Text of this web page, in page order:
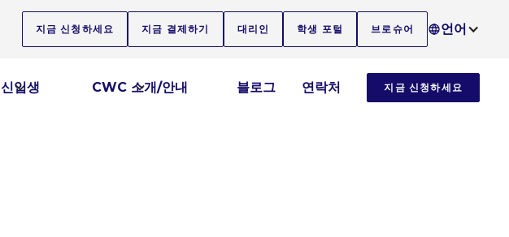
지금 신청하세요 지금 결제하기 대리인 학생 포털 브로슈어 언어
신입생 CWC 소개/안내 블로그 연락처 지금 신청하세요